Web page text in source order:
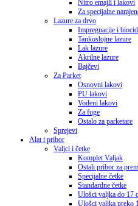
Nitro emajli i lakovi
Za specijalne
Lazure za drvo
Impregnacije i
Tankoslojne lazure
Lak lazure
Akrilne lazure
Bajčevi
Za Parket
Osnovni lakovi
PU lakovi
Vodeni lakovi
Za fuge
Ostalo za parketare
Sprejevi
Alat i pribor
Valjci i četke
Komplet Valjak
Ostali pribor za
Specijalne četke
Standardne četke
Ulošci valjka do 17
Ulošci valjka preko